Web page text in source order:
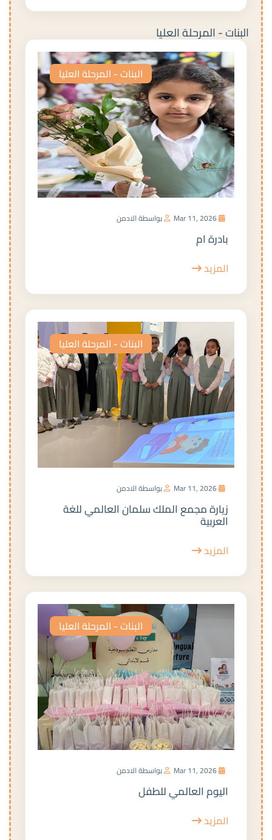
البنات - المرحلة العليا
البنات - المرحلة العليا
بواسطة الادمن
بادرة ام
المزيد
البنات - المرحلة العليا
بواسطة الادمن
زيارة مجمع الملك سلمان العالمي للغة
العربية
المزيد
البنات - المرحلة العليا
بواسطة الادمن
اليوم العالمي للطفل
المزيد